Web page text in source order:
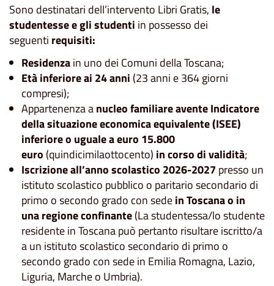
Sono destinatari dell’intervento Libri Gratis, le
studentesse e gli studenti in possesso dei
seguenti requisiti:
Residenzain uno dei Comuni della Toscana;
Età inferiore ai 24 anni (23 anni e 364 giorni
compresi);
Appartenenza anucleo familiare avente Indicatore
della situazione economica equivalente (ISEE)
inferiore o uguale a euro 15.800
euro (quindicimilaottocento) in corso di validità;
Iscrizione all’anno scolastico 2026-2027 presso un
istituto scolastico pubblico o paritario secondario di
primo o secondo grado con sedein Toscana o in
una regione confinante(La studentessa/lo studente
residente in Toscana può pertanto risultare iscritto/a
a un istituto scolastico secondario di primo o
secondo grado con sede in Emilia Romagna, Lazio,
Liguria, Marche o Umbria).